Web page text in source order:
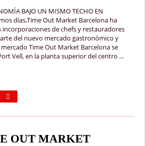
BAJO UN MISMO TECHO EN
días,Time Out Market Barcelona ha
incorporaciones de chefs y restauradores
del nuevo mercado gastronómico y
Time Out Market Barcelona se
Vell, en la planta superior del centro …
OUT MARKET